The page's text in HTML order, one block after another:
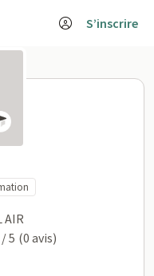
S’inscrire
AIR
5 (0 avis)